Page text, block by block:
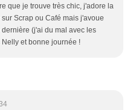
que je trouve très chic, j'adore la
Scrap ou Café mais j'avoue
(j'ai du mal avec les
et bonne journée !